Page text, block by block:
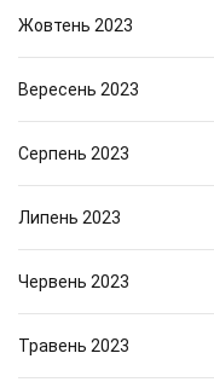
Жовтень 2023
Вересень 2023
Серпень 2023
Липень 2023
Червень 2023
Травень 2023